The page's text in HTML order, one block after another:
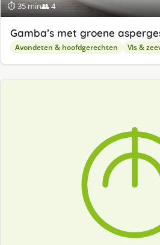
⏱ 35 min👥 4
Gamba’s met groene
Avondeten & hoofdgerechten Vis &